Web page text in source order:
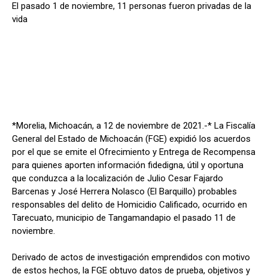
El pasado 1 de noviembre, 11 personas fueron privadas de la
vida
*Morelia, Michoacán, a 12 de noviembre de 2021.-* La Fiscalía
General del Estado de Michoacán (FGE) expidió los acuerdos
por el que se emite el Ofrecimiento y Entrega de Recompensa
para quienes aporten información fidedigna, útil y oportuna
que conduzca a la localización de Julio Cesar Fajardo
Barcenas y José Herrera Nolasco (El Barquillo) probables
responsables del delito de Homicidio Calificado, ocurrido en
Tarecuato, municipio de Tangamandapio el pasado 11 de
noviembre.
Derivado de actos de investigación emprendidos con motivo
de estos hechos, la FGE obtuvo datos de prueba, objetivos y